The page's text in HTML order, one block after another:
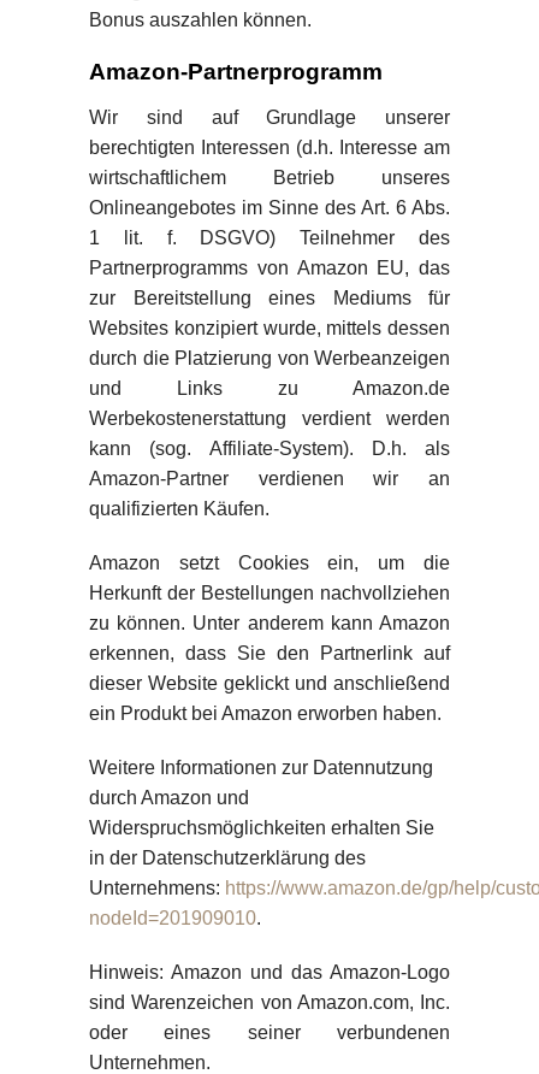
Bonus auszahlen können.
Amazon-Partnerprogramm
Wir sind auf Grundlage unserer
berechtigten Interessen (d.h. Interesse am
wirtschaftlichem Betrieb unseres
Onlineangebotes im Sinne des Art. 6 Abs.
1 lit. f. DSGVO) Teilnehmer des
Partnerprogramms von Amazon EU, das
zur Bereitstellung eines Mediums für
Websites konzipiert wurde, mittels dessen
durch die Platzierung von Werbeanzeigen
und Links zu Amazon.de
Werbekostenerstattung verdient werden
kann (sog. Affiliate-System). D.h. als
Amazon-Partner verdienen wir an
qualifizierten Käufen.
Amazon setzt Cookies ein, um die
Herkunft der Bestellungen nachvollziehen
zu können. Unter anderem kann Amazon
erkennen, dass Sie den Partnerlink auf
dieser Website geklickt und anschließend
ein Produkt bei Amazon erworben haben.
Weitere Informationen zur Datennutzung
durch Amazon und
Widerspruchsmöglichkeiten erhalten Sie
in der Datenschutzerklärung des
Unternehmens: https://www.amazon.de/gp/help/
nodeId=201909010.
Hinweis: Amazon und das Amazon-Logo
sind Warenzeichen von Amazon.com, Inc.
oder eines seiner verbundenen
Unternehmen.